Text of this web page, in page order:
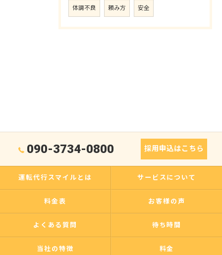
体調不良 頼み方 安全
090-3734-0800 採用申込はこちら
運転代行スマイルとは サービスについて
料金表 お客様の声
よくある質問 待ち時間
当社の特徴 料金